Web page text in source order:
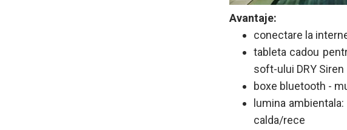
Avantaje:
conectare la
tableta cadou
soft-ului DRY Siren
boxe bluetooth -
lumina
calda/rece